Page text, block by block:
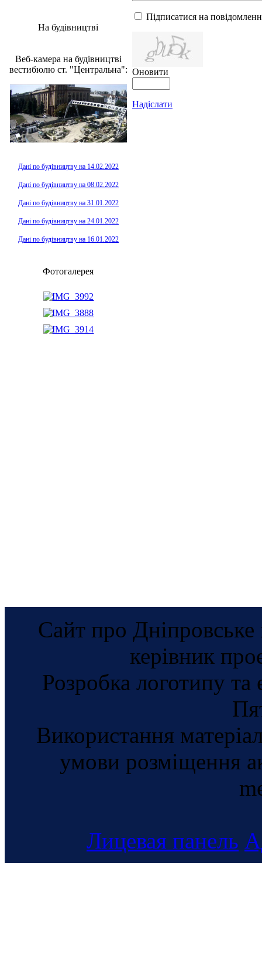
На будівництві
Веб-камера на будівництві
вестибюлю ст. "Центральна":
Дані по будівництву на 14.02.2022
Дані по будівництву на 08.02.2022
Дані по будівництву на 31.01.2022
Дані по будівництву на 24.01.2022
Дані по будівництву на 16.01.2022
Фотогалерея
Підписатися на
Оновити
Надіслати
Сайт про
керівник
Розробка логотипу та
Використання
умови розміщення
Лицевая панель